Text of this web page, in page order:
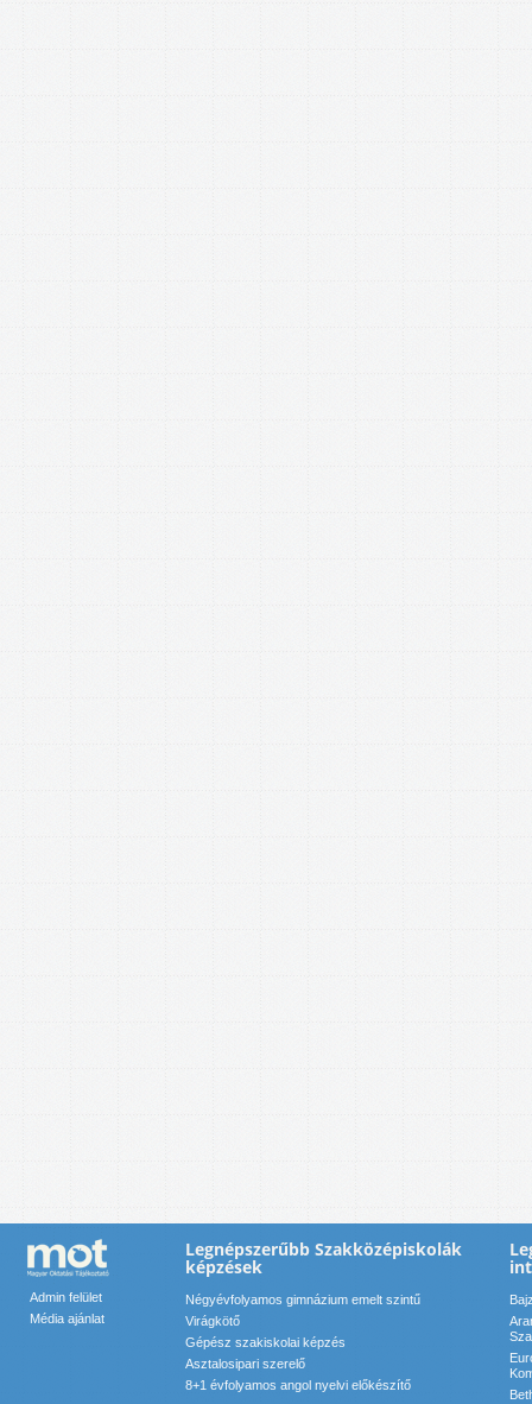
Admin felület
Média ajánlat
Legnépszerűbb Szakközépiskolák
képzések
Négyévfolyamos gimnázium emelt szintű
Virágkötő
Gépész szakiskolai képzés
Asztalosipari szerelő
8+1 évfolyamos angol nyelvi előkészítő